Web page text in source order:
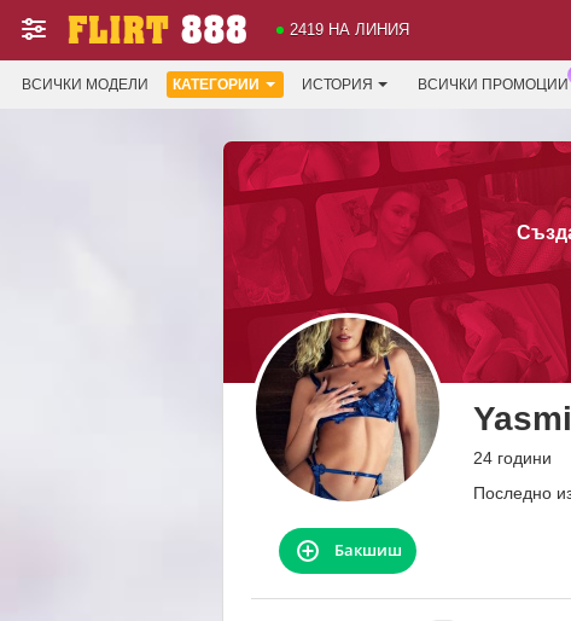
2419 НА ЛИНИЯ
ВСИЧКИ МОДЕЛИ КАТЕГОРИИ ИСТОРИЯ ВСИЧКИ ПРОМОЦИИ
24 години
Последно
Бакшиш